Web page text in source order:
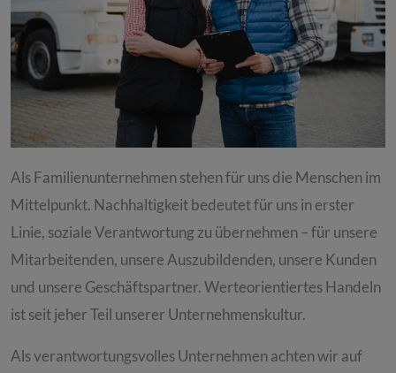
Als Familienunternehmen stehen für uns die Menschen im
Mittelpunkt. Nachhaltigkeit bedeutet für uns in erster
Linie, soziale Verantwortung zu übernehmen – für unsere
Mitarbeitenden, unsere Auszubildenden, unsere Kunden
und unsere Geschäftspartner. Werteorientiertes Handeln
ist seit jeher Teil unserer Unternehmenskultur.
Als verantwortungsvolles Unternehmen achten wir auf